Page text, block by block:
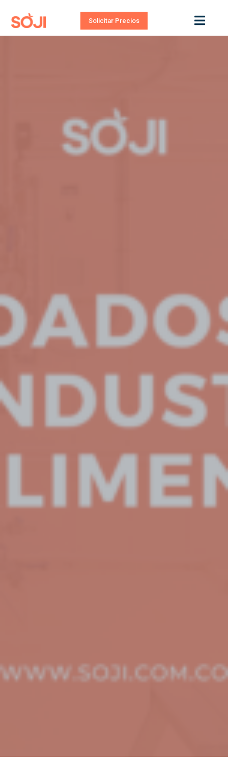
Solicitar Precios
Deprecated
: ltrim():
null to
parameter
#1 ($string)
of type
string is
/home/
content/themes/jupiterx/